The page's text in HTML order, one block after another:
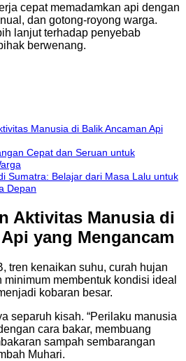
cepat memadamkan api dengan
dan gotong-royong warga.
lanjut terhadap penyebab
berwenang.
Manusia di Balik Ancaman Api
Cepat dan Seruan untuk
Sumatra: Belajar dari Masa Lalu untuk
Depan
Aktivitas Manusia di
yang Mengancam
tren kenaikan suhu, curah hujan
membentuk kondisi ideal
kobaran besar.
separuh kisah. “Perilaku manusia
cara bakar, membuang
sampah sembarangan
Muhari.